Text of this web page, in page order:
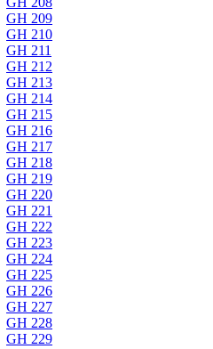
GH 209
GH 210
GH 211
GH 212
GH 213
GH 214
GH 215
GH 216
GH 217
GH 218
GH 219
GH 220
GH 221
GH 222
GH 223
GH 224
GH 225
GH 226
GH 227
GH 228
GH 229